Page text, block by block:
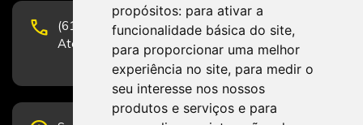
propósitos: para ativar a
funcionalidade básica do site,
para proporcionar uma melhor
experiência no site, para medir o
seu interesse nos nossos
produtos e serviços e para
phone
(61) 3223-1652 e (61) 98131-3801.
Atendimento por telefone em horário comercial